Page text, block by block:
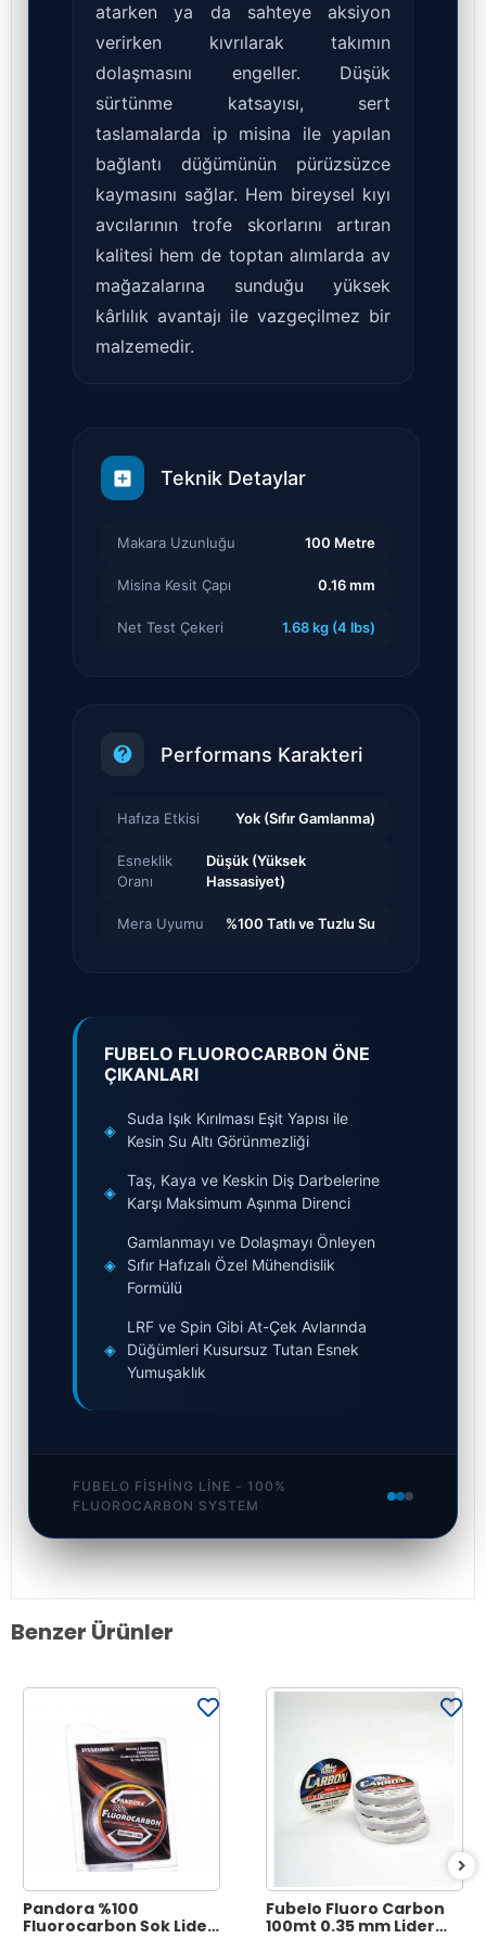
atarken ya da sahteye aksiyon
verirken kıvrılarak takımın
dolaşmasını engeller. Düşük
sürtünme katsayısı, sert
taslamalarda ip misina ile yapılan
bağlantı düğümünün pürüzsüzce
kaymasını sağlar. Hem bireysel kıyı
avcılarının trofe skorlarını artıran
kalitesi hem de toptan alımlarda av
mağazalarına sunduğu yüksek
kârlılık avantajı ile vazgeçilmez bir
malzemedir.
Teknik Detaylar
Makara Uzunluğu 100 Metre
Misina Kesit Çapı 0.16 mm
Net Test Çekeri 1.68 kg (4 lbs)
Performans Karakteri
Hafıza Etkisi Yok (Sıfır Gamlanma)
Esneklik
Oranı
Düşük (Yüksek
Hassasiyet)
Mera Uyumu %100 Tatlı ve Tuzlu Su
FUBELO FLUOROCARBON ÖNE
ÇIKANLARI
◈
Suda Işık Kırılması Eşit Yapısı ile
Kesin Su Altı Görünmezliği
◈
Taş, Kaya ve Keskin Diş Darbelerine
Karşı Maksimum Aşınma Direnci
◈
Gamlanmayı ve Dolaşmayı Önleyen
Sıfır Hafızalı Özel Mühendislik
Formülü
◈
LRF ve Spin Gibi At-Çek Avlarında
Düğümleri Kusursuz Tutan Esnek
Yumuşaklık
FUBELO FISHING LINE - 100%
FLUOROCARBON SYSTEM
Benzer Ürünler
Pandora %100
Fluorocarbon Şok Lider
Fubelo Fluoro Carbon
100mt 0.35 mm Lider